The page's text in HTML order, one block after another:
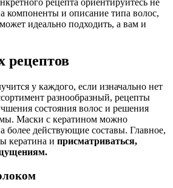
рецепта ориентируйтесь не
компоненты и описание типа волос,
идеально подходить, а вам и
рецептов
у каждого, если изначально нет
разнообразный, рецепты
состояния волос и решения
Маски с кератином можно
более действующие составы. Главное,
кератина и присматриваться,